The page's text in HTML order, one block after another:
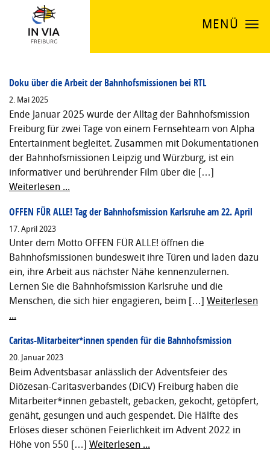
MENÜ
Doku über die Arbeit der Bahnhofsmissionen bei RTL
2. Mai 2025
Ende Januar 2025 wurde der Alltag der Bahnhofsmission
Freiburg für zwei Tage von einem Fernsehteam von Alpha
Entertainment begleitet. Zusammen mit Dokumentationen
der Bahnhofsmissionen Leipzig und Würzburg, ist ein
informativer und berührender Film über die […]
Weiterlesen ...
OFFEN FÜR ALLE! Tag der Bahnhofsmission Karlsruhe am 22. April
17. April 2023
Unter dem Motto OFFEN FÜR ALLE! öffnen die
Bahnhofsmissionen bundesweit ihre Türen und laden dazu
ein, ihre Arbeit aus nächster Nähe kennenzulernen.
Lernen Sie die Bahnhofsmission Karlsruhe und die
Menschen, die sich hier engagieren, beim […] Weiterlesen
...
Caritas-Mitarbeiter*innen spenden für die Bahnhofsmission
20. Januar 2023
Beim Adventsbasar anlässlich der Adventsfeier des
Diözesan-Caritasverbandes (DiCV) Freiburg haben die
Mitarbeiter*innen gebastelt, gebacken, gekocht, getöpfert,
genäht, gesungen und auch gespendet. Die Hälfte des
Erlöses dieser schönen Feierlichkeit im Advent 2022 in
Höhe von 550 […] Weiterlesen ...